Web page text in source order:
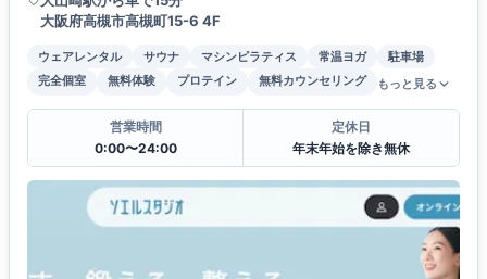
大阪府高槻市高槻町15-6 4F
ウェアレンタル サウナ マシンピラティス 常温ヨガ
駐車場
完全個室
無料体験 プロテイン 無料カウンセリング もっと見る
営業時間
0:00〜24:00
定休日
年末年始を除き無休